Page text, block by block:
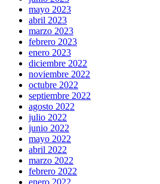
mayo 2023
abril 2023
marzo 2023
febrero 2023
enero 2023
diciembre 2022
noviembre 2022
octubre 2022
septiembre 2022
agosto 2022
julio 2022
junio 2022
mayo 2022
abril 2022
marzo 2022
febrero 2022
enero 2022